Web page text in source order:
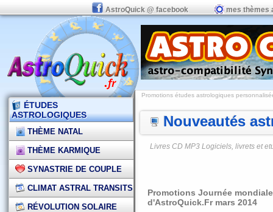
AstroQuick @ facebook mes thèmes
ÉTUDES
ASTROLOGIQUES
THÈME NATAL
THÈME KARMIQUE
SYNASTRIE DE COUPLE
CLIMAT ASTRAL TRANSITS
RÉVOLUTION SOLAIRE
Promotions études astrologiques
Nouveautés
Livres CD MP3 Logiciels, livrets et
Promotions Journée
d'AstroQuick.Fr mars 2014